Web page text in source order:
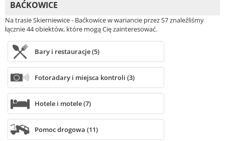
BAĆKOWICE
Na trasie Skierniewice - Baćkowice w wariancie przez S7 znaleźliśmy
łącznie 44 obiektów, które mogą Cię zainteresować.
Bary i restauracje (5)
Fotoradary i miejsca kontroli (3)
Hotele i motele (7)
Pomoc drogowa (11)